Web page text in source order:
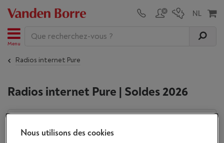
Menu
Radios internet Pure
Radios internet Pure | Soldes 2026
occasion à ne pas manquer pour profiter des meilleures
Nous utilisons des cookies